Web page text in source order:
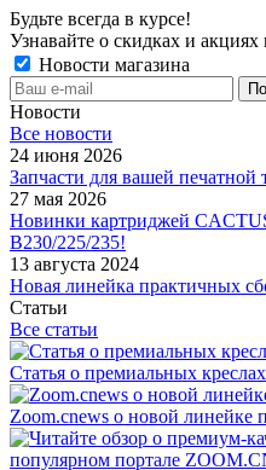
Будьте всегда в курсе!
Узнавайте о скидках и
Новости магазина
Новости
Все новости
24 июня 2026
Запчасти для вашей печатной
27 мая 2026
Новинки картриджей
B230/225/235!
13 августа 2024
Новая линейка практичных
Статьи
Все статьи
Статья о премиальных
Zoom.cnews о новой линейке